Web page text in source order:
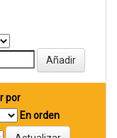
por
En orden